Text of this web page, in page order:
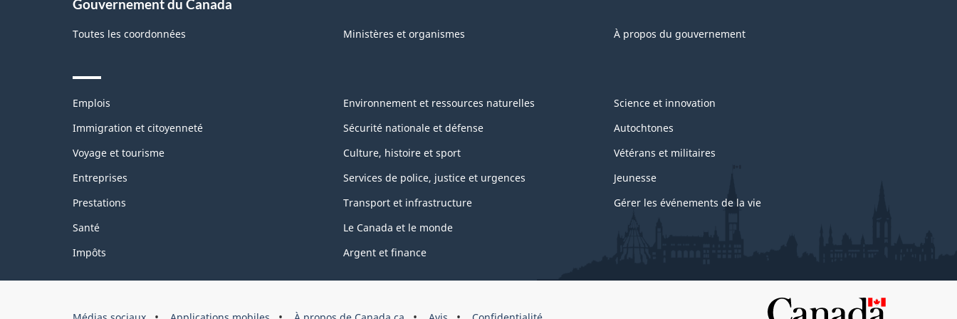
Gouvernement du Canada
Toutes les coordonnées Ministères et organismes À propos du gouvernement
Themes
topics
Emplois
Immigration et citoyenneté
Voyage et tourisme
Entreprises
Prestations
Santé
Impôts
Environnement et ressources naturelles
Sécurité nationale et défense
Culture, histoire et sport
Services de police, justice et urgences
Transport et infrastructure
Le Canada et le monde
Argent et finance
Science et innovation
Autochtones
Vétérans et militaires
Jeunesse
Gérer les événements de la vie